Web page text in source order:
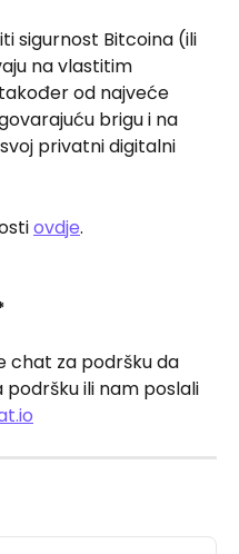
sigurnost Bitcoina (ili
na vlastitim
od najveće
brigu i na
privatni digitalni
ovdje.
chat za podršku da
ili nam poslali